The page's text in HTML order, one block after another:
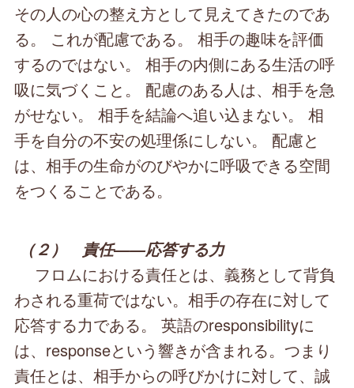
その人の心の整え方として見えてきたのであ
る。 これが配慮である。 相手の趣味を評価
するのではない。 相手の内側にある生活の呼
吸に気づくこと。 配慮のある人は、相手を急
がせない。 相手を結論へ追い込まない。 相
手を自分の不安の処理係にしない。 配慮と
は、相手の生命がのびやかに呼吸できる空間
をつくることである。
（２） 責任――応答する力
フロムにおける責任とは、義務として背負
わされる重荷ではない。相手の存在に対して
応答する力である。 英語のresponsibilityに
は、responseという響きが含まれる。つまり
責任とは、相手からの呼びかけに対して、誠